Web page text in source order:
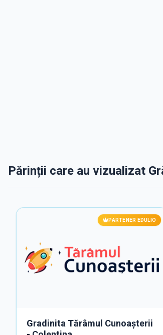
Părinții care au vizualizat
PARTENER EDULIO
Gradinita Tărâmul Cunoașterii